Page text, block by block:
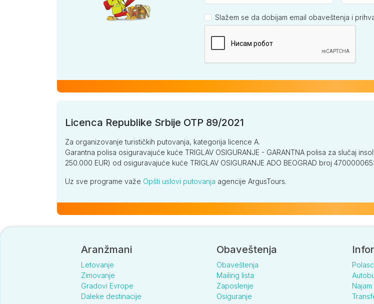
Slažem se da dobijam email obaveštenja i
Licenca Republike Srbije OTP 89/2021
Za organizovanje turističkih putovanja, kategorija licence A.
Garantna polisa osiguravajuće kuće TRIGLAV OSIGURANJE - GARANTNA polisa za slučaj
250.000 EUR) od osiguravajuće kuće TRIGLAV OSIGURANJE ADO BEOGRAD broj
Uz sve programe važe Opšti uslovi putovanja agencije ArgusTours.
Aranžmani
Letovanje
Zimovanje
Gradovi Evrope
Daleke destinacije
Obaveštenja
Obaveštenja
Mailing lista
Zaposlenje
Osiguranje